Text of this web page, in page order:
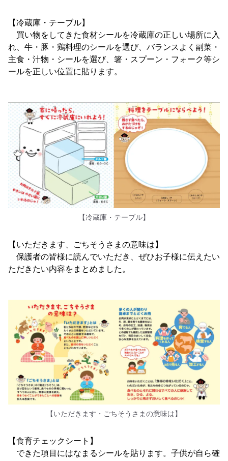
【冷蔵庫・テーブル】
買い物をしてきた食材シールを冷蔵庫の正しい場所に入
れ、牛・豚・鶏料理のシールを選び、バランスよく副菜・
主食・汁物・シールを選び、箸・スプーン・フォーク等シ
ールを正しい位置に貼ります。
【冷蔵庫・テーブル】
【いただきます、ごちそうさまの意味は】
保護者の皆様に読んでいただき、ぜひお子様に伝えたい
ただきたい内容をまとめました。
【いただきます・ごちそうさまの意味は】
【食育チェックシート】
できた項目にはなまるシールを貼ります。子供が自ら確